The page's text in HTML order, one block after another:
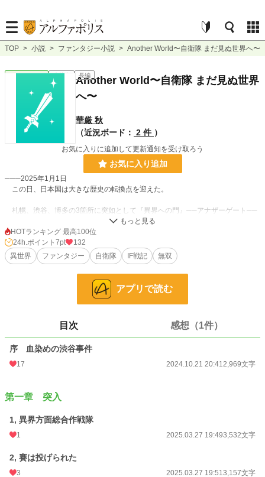
TOP > 小説 > ファンタジー小説 > Another World〜自衛隊 まだ見ぬ世界へ〜
ファンタジー 連載中 長編
Another World〜自衛隊 まだ見ぬ世界
へ〜
華厳 秋
（近況ボード： 2 件 ）
お気に入りに追加して更新通知を受け取ろう
お気に入り追加
───2025年1月1日
この日、日本国は大きな歴史の転換点を迎えた。
札幌、渋谷、博多の3箇所に突如として『異界への門』──アナザーゲート──
渋谷に現れた『門』から、異界の軍勢が押し寄せ、無抵抗の民間人を虐殺。緊
急出動した自衛隊が到着した頃には、敵軍の姿はもうなく、スクランブル交差点
は無惨に殺された民間人の亡骸と血で赤く染まっていた。
この緊急事態に、日本政府は『門』内部を調査するべく自衛隊を『異界』──
アナザーワールド──へと派遣する事となった。
の緊張感は日に日に増して行く。
そして、自衛隊は国や国民の安全のため『門』内外問わず奮闘するのであっ
た。
この作品は、小説家になろう様カクヨム様にも投稿しています。
実在する国、団体、人物とは関係ありません。ご注意ください。
ファンタジー
HOTランキング 最高100位
24h.ポイント 7pt
132
異世界
ファンタジー 自衛隊 IF戦記 無双
アプリで読む
目次 感想（1件）
序 血染めの渋谷事件
17 2024.10.21 20:412,969文字
第一章 突入
1, 異界方面総合作戦隊
1 2025.03.27 19:493,532文字
2, 賽は投げられた
3 2025.03.27 19:513,157文字